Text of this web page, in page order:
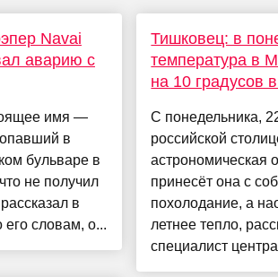
Navai
аварию с
имя —
в
бульваре в
не получил
в
его словам, о...
Тишковец: в
температура в
на 10 градусов
С понедельника,
российской
астрономическая
принесёт она с
похолодание, а
летнее тепло,
специалист